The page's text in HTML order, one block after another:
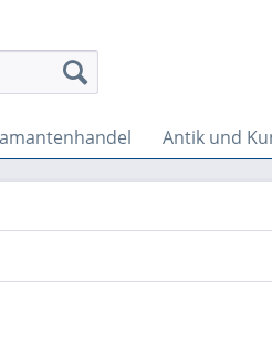
Antik und